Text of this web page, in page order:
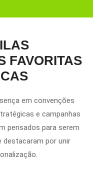
FAVORITAS
em convenções
e campanhas
pensados para serem
destacaram por unir